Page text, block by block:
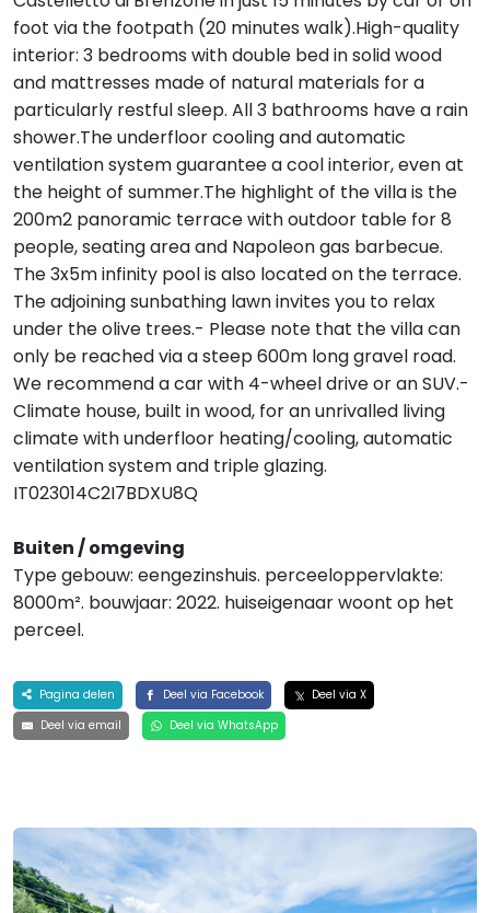
foot via the footpath (20 minutes walk).High-quality
interior: 3 bedrooms with double bed in solid wood
and mattresses made of natural materials for a
particularly restful sleep. All 3 bathrooms have a rain
shower.The underfloor cooling and automatic
ventilation system guarantee a cool interior, even at
the height of summer.The highlight of the villa is the
200m2 panoramic terrace with outdoor table for 8
people, seating area and Napoleon gas barbecue.
The 3x5m infinity pool is also located on the terrace.
The adjoining sunbathing lawn invites you to relax
under the olive trees.- Please note that the villa can
only be reached via a steep 600m long gravel road.
We recommend a car with 4-wheel drive or an SUV.-
Climate house, built in wood, for an unrivalled living
climate with underfloor heating/cooling, automatic
ventilation system and triple glazing.
IT023014C2I7BDXU8Q
Buiten / omgeving
Type gebouw: eengezinshuis. perceeloppervlakte:
8000m². bouwjaar: 2022. huiseigenaar woont op het
perceel.
Pagina delen Deel via Facebook
Deel via X
Deel via email
Deel via WhatsApp